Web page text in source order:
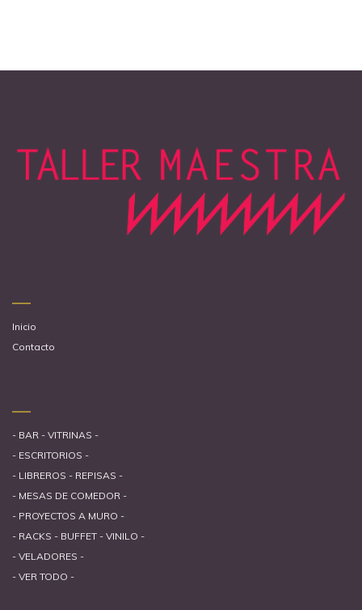
Inicio
Contacto
- BAR - VITRINAS -
- ESCRITORIOS -
- LIBREROS - REPISAS -
- MESAS DE COMEDOR -
- PROYECTOS A MURO -
- RACKS - BUFFET - VINILO -
- VELADORES -
- VER TODO -